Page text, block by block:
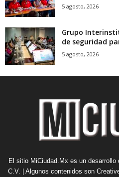
5 agosto, 2026
Grupo
de seguridad
5 agosto, 2026
El sitio MiCiudad.Mx es un
C.V. | Algunos contenidos son